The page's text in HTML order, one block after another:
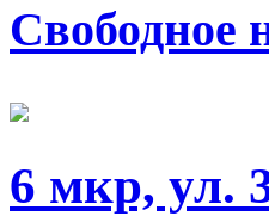
Свободное
6 мкр, ул.